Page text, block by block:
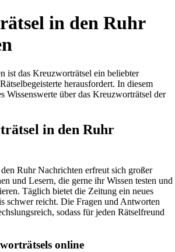
in den Ruhr
ist das Kreuzworträtsel ein beliebter
herausfordert. In diesem
Wissenswerte über das Kreuzworträtsel der
in den Ruhr
Ruhr Nachrichten erfreut sich großer
und Lesern, die gerne ihr Wissen testen und
Täglich bietet die Zeitung ein neues
schwer reicht. Die Fragen und Antworten
sodass für jeden Rätselfreund
online